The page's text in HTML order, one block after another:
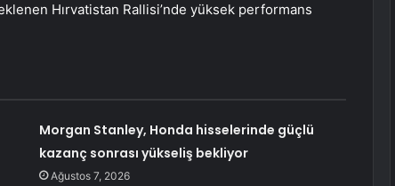
Hırvatistan Rallisi’nde yüksek performans
Morgan Stanley, Honda hisselerinde güçlü
kazanç sonrası yükseliş bekliyor
Ağustos 7, 2026